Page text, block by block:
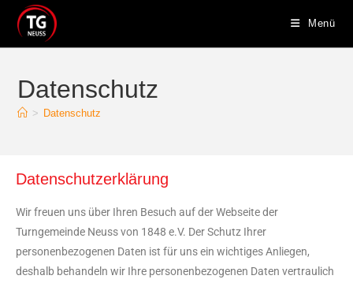
Menü
Datenschutz
> Datenschutz
Datenschutzerklärung
Wir freuen uns über Ihren Besuch auf der Webseite der
Turngemeinde Neuss von 1848 e.V. Der Schutz Ihrer
personenbezogenen Daten ist für uns ein wichtiges Anliegen,
deshalb behandeln wir Ihre personenbezogenen Daten vertraulich